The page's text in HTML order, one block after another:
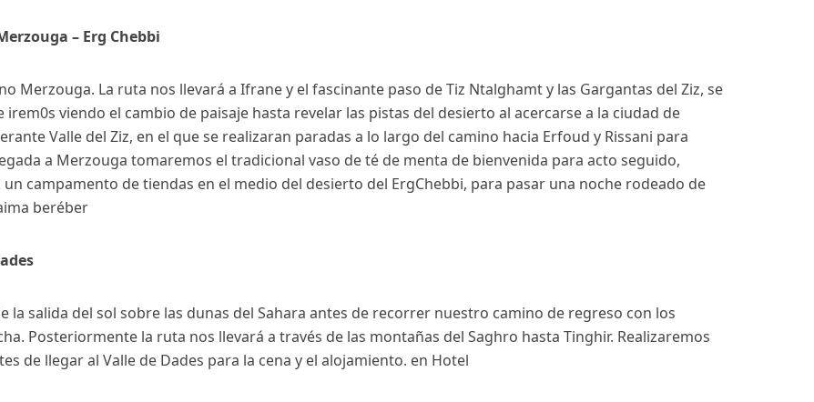
– Erg Chebbi
Merzouga. La ruta nos llevará a Ifrane y el fascinante paso de Tiz Ntalghamt y las Gargantas del Ziz, se
viendo el cambio de paisaje hasta revelar las pistas del desierto al acercarse a la ciudad de
Valle del Ziz, en el que se realizaran paradas a lo largo del camino hacia Erfoud y Rissani para
a Merzouga tomaremos el tradicional vaso de té de menta de bienvenida para acto seguido,
campamento de tiendas en el medio del desierto del ErgChebbi, para pasar una noche rodeado de
beréber
salida del sol sobre las dunas del Sahara antes de recorrer nuestro camino de regreso con los
Posteriormente la ruta nos llevará a través de las montañas del Saghro hasta Tinghir. Realizaremos
de llegar al Valle de Dades para la cena y el alojamiento. en Hotel